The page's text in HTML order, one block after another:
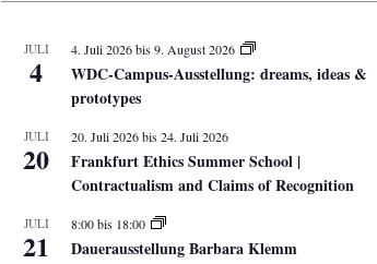
JULI
4
4. Juli 2026bis9. August 2026
WDC-Campus-Ausstellung: dreams, ideas &
prototypes
JULI
20
20. Juli 2026bis24. Juli 2026
Frankfurt Ethics Summer School |
Contractualism and Claims of Recognition
JULI
21
8:00bis 18:00
Dauerausstellung Barbara Klemm